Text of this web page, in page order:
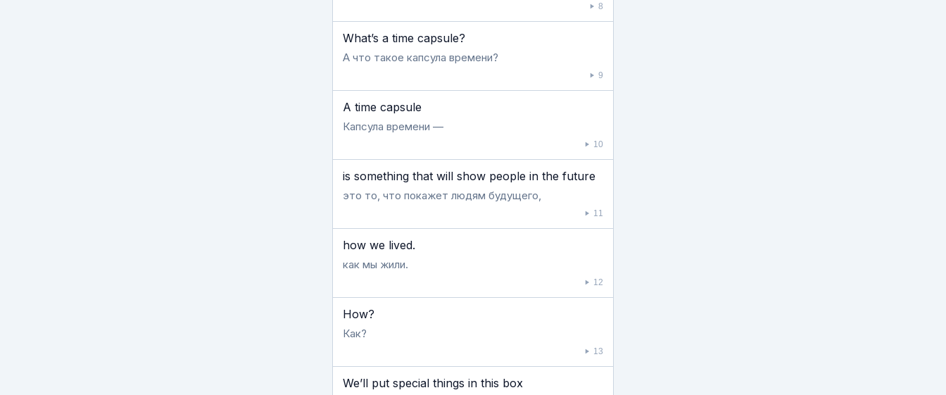
8
What’s a time capsule?
А что такое капсула времени?
9
A time capsule
Капсула времени —
10
is something that will show people in the future
это то, что покажет людям будущего,
11
how we lived.
как мы жили.
12
How?
Как?
13
We’ll put special things in this box